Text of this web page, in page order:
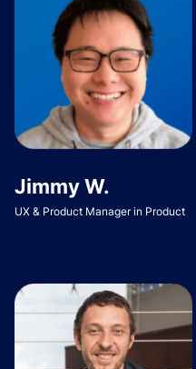
Jimmy W.
UX & Product Manager in Product